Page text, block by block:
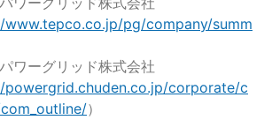
www.tepco.co.jp/pg/company/summ
ワーグリッド株式会社
powergrid.chuden.co.jp/corporate/c
）